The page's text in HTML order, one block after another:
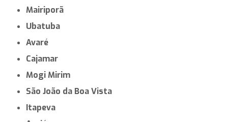
Mairiporã
Ubatuba
Avaré
Cajamar
Mogi Mirim
São João da Boa Vista
Itapeva